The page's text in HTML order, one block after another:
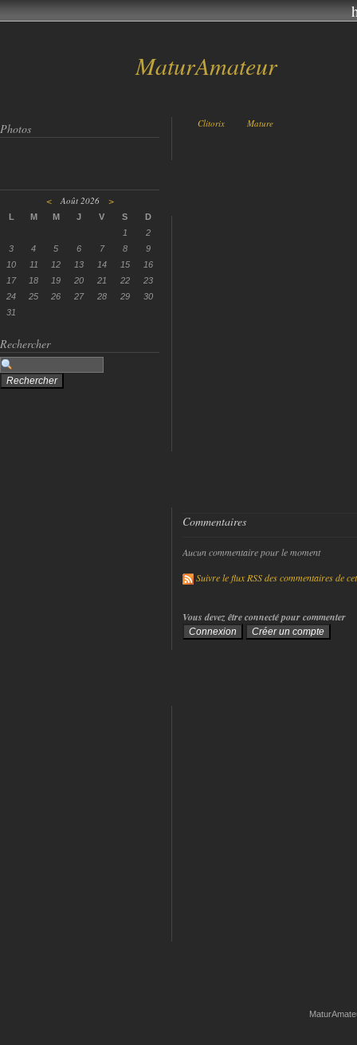
MaturAmateur
Photos
<Août 2026 >
L M M J V S
D
1
2
3
4 5 6 7 8
9
10
11 12 13 14 15
16
17
18 19 20 21 22
23
24
25 26 27 28 29
30
31
Rechercher
Clitorix Mature
Commentaires
Aucun commentaire pour le moment
Suivre le flux RSS des commentaires de
Vous devez être connecté pour commenter